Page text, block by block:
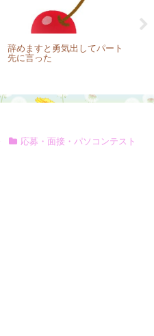
辞めますと勇気出してパート
先に言った
応募・面接・パソコンテスト